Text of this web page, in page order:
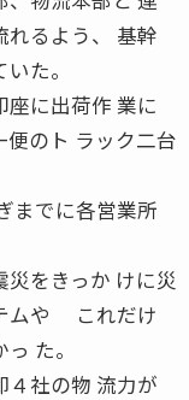
るよう、 基幹
た。
に出荷作 業に
のト ラック二台
までに各営業所
をきっか けに災
ムや これだけ
た。
４社の物 流力が